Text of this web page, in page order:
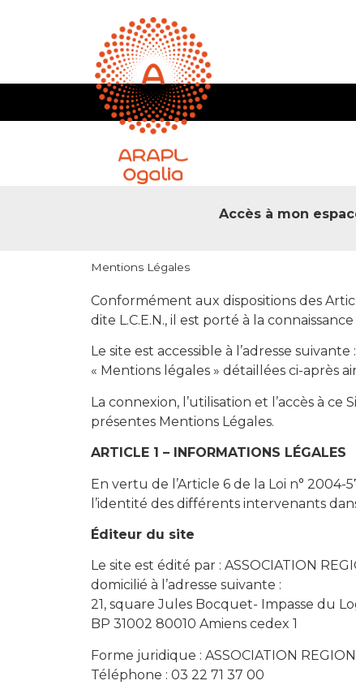
Accès à mon
Mentions Légales
Conformément aux dispositions des
dite L.C.E.N., il est porté à la
Le site est accessible à l’adresse
« Mentions légales » détaillées ci-après
La connexion, l’utilisation et l’accès à
présentes Mentions Légales.
ARTICLE 1 – INFORMATIONS LÉGALES
En vertu de l’Article 6 de la Loi n°
l’identité des différents intervenants
Éditeur du site
Le site est édité par : ASSOCIATION
domicilié à l’adresse suivante :
21, square Jules Bocquet- Impasse du
BP 31002 80010 Amiens cedex 1
Forme juridique : ASSOCIATION
Téléphone : 03 22 71 37 00